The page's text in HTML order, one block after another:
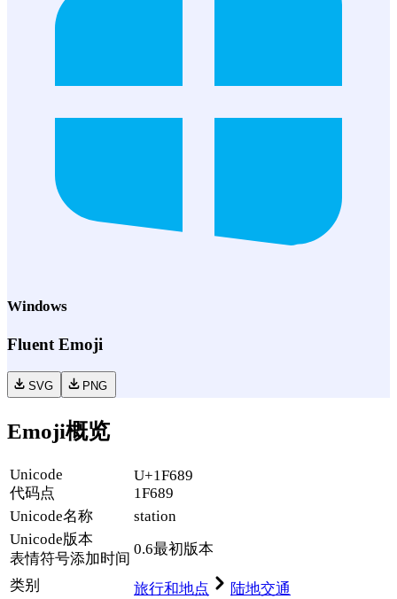
Windows
Fluent Emoji
SVG PNG
Emoji概览
Unicode
代码点
U+1F689
1F689
Unicode名称
station
Unicode版本
表情符号添加时间
0.6最初版本
类别 旅行和地点
陆地交通